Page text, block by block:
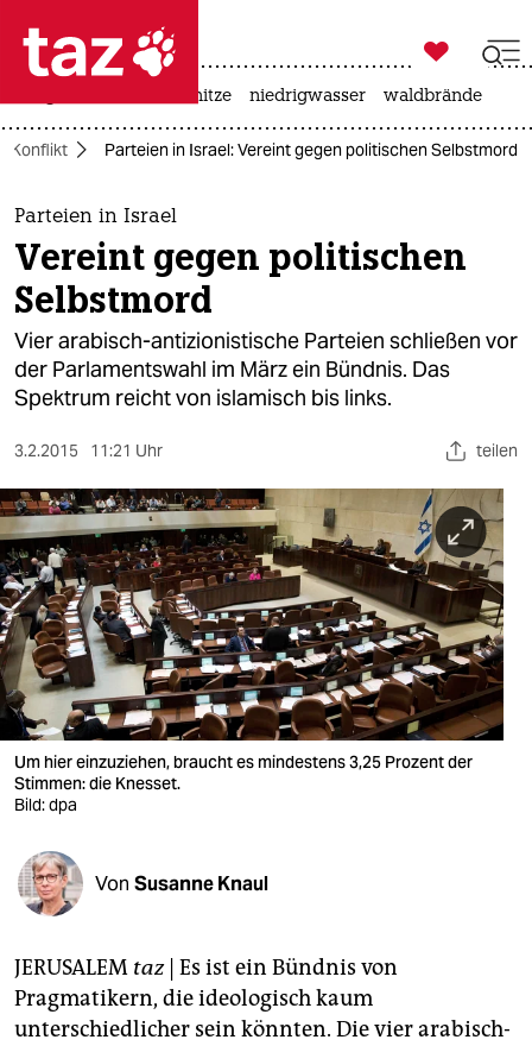
 taz zahl ich
taz zahl ich
themen
politik
öko
gesellschaft
sport
berlin
nord
wahrheit
verlag
verlag
veranstaltungen
fragen & hilfe
abo
genossenschaft

taz zahl ich
hitze niedrigwasser waldbrände
Konflikt Parteien in Israel: Vereint gegen politischen Selbstmord
Parteien in Israel
Vereint gegen politischen
Selbstmord
Vier arabisch-antizionistische Parteien schließen vor
der Parlamentswahl im März ein Bündnis. Das
Spektrum reicht von islamisch bis links.
3.2.2015 11:21 Uhr teilen
Um hier einzuziehen, braucht es mindestens 3,25 Prozent der
Stimmen: die Knesset.
Bild: dpa
Von Susanne Knaul
JERUSALEM taz| Es ist ein Bündnis von
Pragmatikern, die ideologisch kaum
unterschiedlicher sein könnten. Die vier arabisch-